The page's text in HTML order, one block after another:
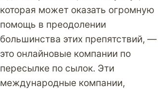
которая может оказать огромную
помощь в преодолении
большинства этих препятствий, —
это онлайновые компании по
пересылке по сылок. Эти
международные компании,